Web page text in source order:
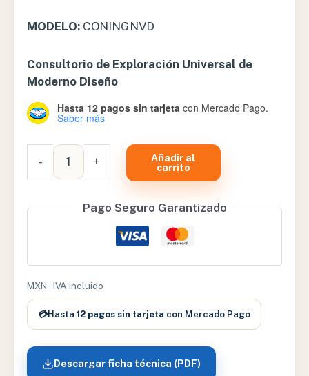
MODELO: CONINGNVD
Consultorio de Exploración Universal de
Moderno Diseño
Hasta 12 pagos sin tarjeta con Mercado Pago.
Saber más
-
CONSULTORIO
INNOVA
+
Añadir al
carrito
Pago Seguro Garantizado
MXN · IVA incluido
💳Hasta 12 pagos sin tarjeta con Mercado Pago
Descargar ficha técnica (PDF)